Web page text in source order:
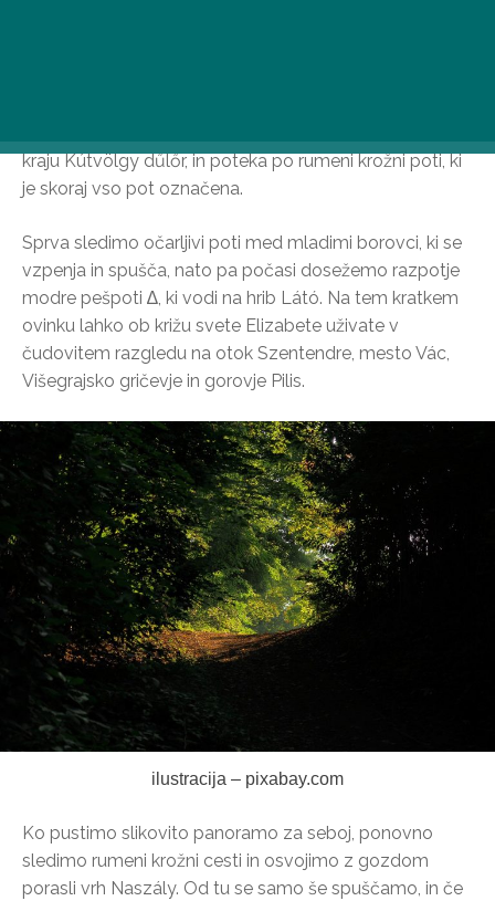
kraju Kútvölgy dűlőr, in poteka po rumeni krožni poti, ki
je skoraj vso pot označena.
Sprva sledimo očarljivi poti med mladimi borovci, ki se
vzpenja in spušča, nato pa počasi dosežemo razpotje
modre pešpoti ∆, ki vodi na hrib Látó. Na tem kratkem
ovinku lahko ob križu svete Elizabete uživate v
čudovitem razgledu na otok Szentendre, mesto Vác,
Višegrajsko gričevje in gorovje Pilis.
ilustracija – pixabay.com
Ko pustimo slikovito panoramo za seboj, ponovno
sledimo rumeni krožni cesti in osvojimo z gozdom
porasli vrh Naszály. Od tu se samo še spuščamo, in če